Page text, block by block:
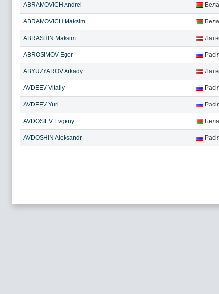
ABRAMOVICH Andrei
ABRAMOVICH Maksim
ABRASHIN Maksim
ABROSIMOV Egor
ABYUZYAROV Arkady
AVDEEV Vitaliy
AVDEEV Yuri
AVDOSIEV Evgeny
AVDOSHIN Aleksandr